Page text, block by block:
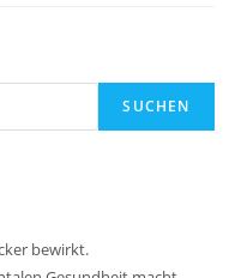
SUCHEN
bewirkt.